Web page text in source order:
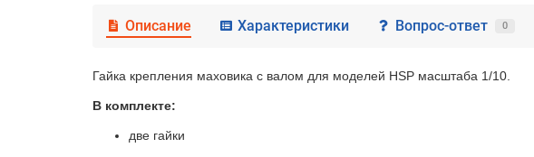
Описание Характеристики Вопрос-ответ 0
Гайка крепления маховика с валом для моделей HSP масштаба 1/10.
В комплекте:
две гайки